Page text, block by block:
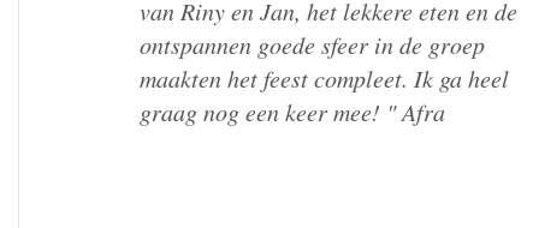
deelnemers heel plezierig, veel respect
voor elkaar. De kok krijgt een pluim,
lekker en gevarieerde maaltijden." Elly